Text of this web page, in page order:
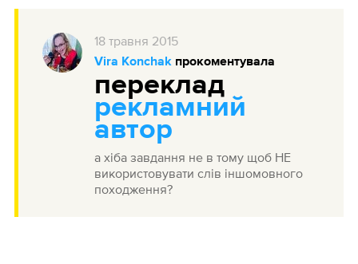
18 травня 2015
Vira Konchakпрокоментувала
переклад
рекламний
автор
а хіба завдання не в тому щоб НЕ
використовувати слів іншомовного
походження?